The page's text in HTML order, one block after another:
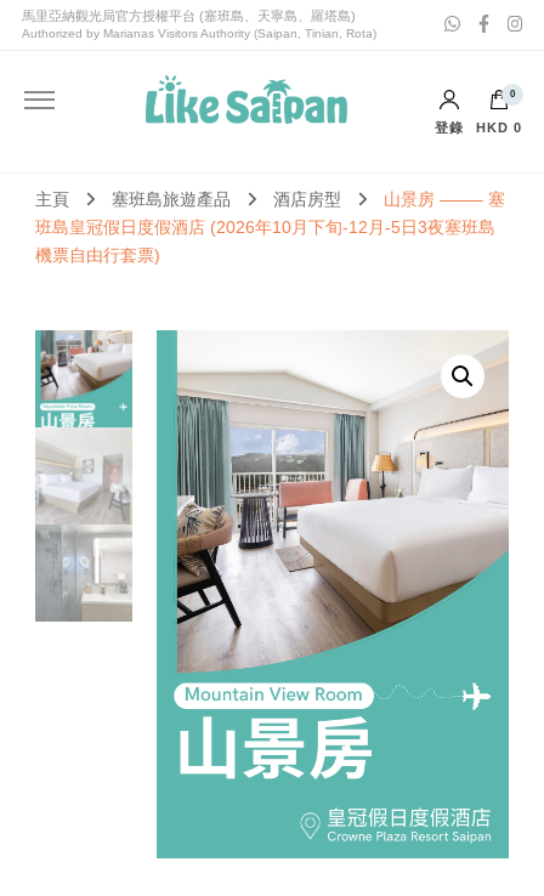
喜愛塞班Like Saipan
喜愛塞班Like Saipan｜塞班島旅遊｜塞班島自由行套票
登錄
0
HKD 0
購物車內沒有任何商品。
主頁 塞班島旅遊產品 酒店房型
山景房 ——– 塞
班島皇冠假日度假酒店 (2026年10月下旬-12月-5日3夜塞班島
機票自由行套票)